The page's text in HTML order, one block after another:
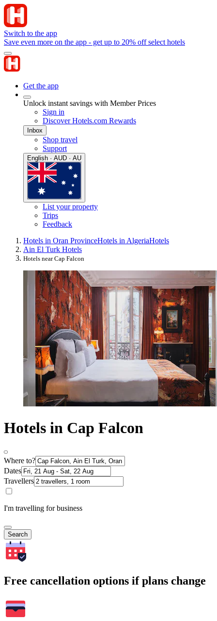
Switch to the app
Save even more on the app - get up to 20% off select hotels
Get the app
Unlock instant savings with Member Prices
Sign in
Discover Hotels.com Rewards
Inbox
Shop travel
Support
English · AUD · AU
List your property
Trips
Feedback
Hotels in Oran ProvinceHotels in AlgeriaHotels
Ain El Turk Hotels
Hotels near Cap Falcon
Hotels in Cap Falcon
Where to?
Dates
Travellers
I'm travelling for business
Search
Free cancellation options if plans change